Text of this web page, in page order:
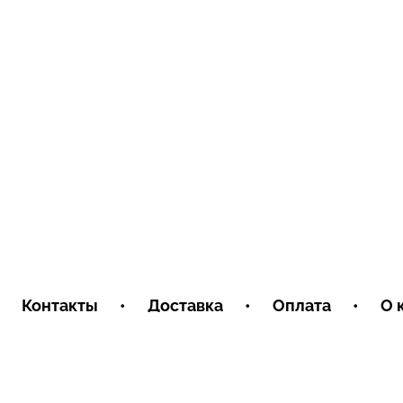
Контакты • Доставка • Оплата • О